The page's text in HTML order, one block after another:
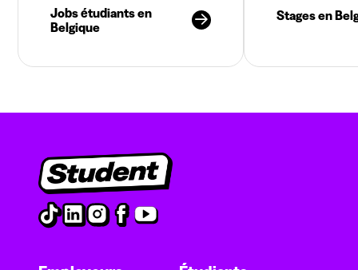
Jobs étudiants en
Belgique
Stages en